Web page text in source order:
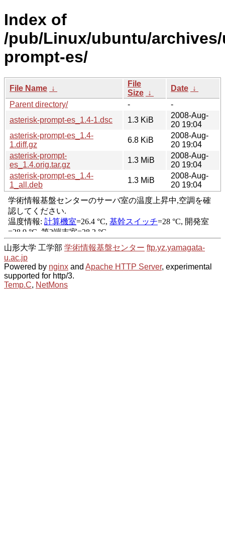
Index of
/pub/Linux/ubuntu/
prompt-es/
File Name ↓
File
Size ↓
Date ↓
Parent directory/
-
-
asterisk-prompt-es_1.4-1.dsc
1.3 KiB
2008-Aug-
20 19:04
asterisk-prompt-es_1.4-
1.diff.gz
6.8 KiB
2008-Aug-
20 19:04
asterisk-prompt-
es_1.4.orig.tar.gz
1.3 MiB
2008-Aug-
20 19:04
asterisk-prompt-es_1.4-
1_all.deb
1.3 MiB
2008-Aug-
20 19:04
山形大学 工学部 学術情報基盤センター ftp.yz.yamagata-
u.ac.jp
Powered by nginx and Apache HTTP Server, experimental
supported for http/3.
Temp.C, NetMons